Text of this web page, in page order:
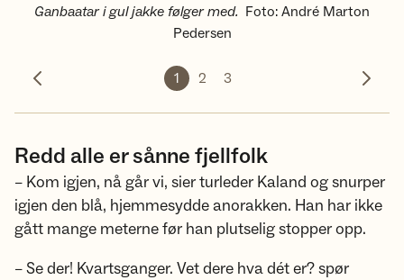
Ganbaatar i gul jakke følger med. Foto: André Marton
Pedersen
Forrige bilde
1 2 3
Redd alle er sånne fjellfolk
– Kom igjen, nå går vi, sier turleder Kaland og snurper
igjen den blå, hjemmesydde anorakken. Han har ikke
gått mange meterne før han plutselig stopper opp.
– Se der! Kvartsganger. Vet dere hva dét er? spør